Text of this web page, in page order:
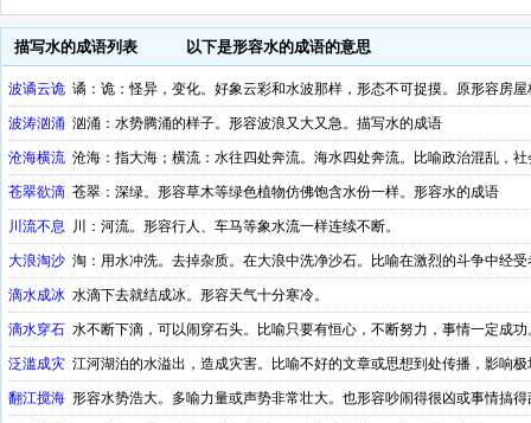
描写水的成语列表 以下是形容水的成语的意思
波谲云诡 谲：诡：怪异，变化。好象云彩和水波那样，形态不可捉摸。原形容房
幻莫测。
波涛汹涌 汹涌：水势腾涌的样子。形容波浪又大又急。描写水的成语
沧海横流 沧海：指大海；横流：水往四处奔流。海水四处奔流。比喻政治混乱，社
苍翠欲滴 苍翠：深绿。形容草木等绿色植物仿佛饱含水份一样。形容水的成语
川流不息 川：河流。形容行人、车马等象水流一样连续不断。
大浪淘沙 淘：用水冲洗。去掉杂质。在大浪中洗净沙石。比喻在激烈的斗争中经
滴水成冰 水滴下去就结成冰。形容天气十分寒冷。
滴水穿石 水不断下滴，可以闹穿石头。比喻只要有恒心，不断努力，事情一定成
泛滥成灾 江河湖泊的水溢出，造成灾害。比喻不好的文章或思想到处传播，影响极
翻江搅海 形容水势浩大。多喻力量或声势非常壮大。也形容吵闹得很凶或事情搞